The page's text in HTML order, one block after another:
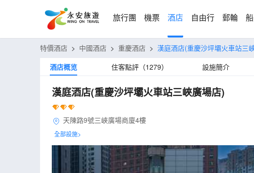
旅行團 機票 酒店 自由行 郵輪
特價酒店 > 中國酒店 > 重慶酒店 > 漢庭酒店(重慶沙坪壩火車站三
酒店概览
住客點評（1279） 設施簡介
漢庭酒店(重慶沙坪壩火車站三峽廣場店)
天陳路9號三峽廣場商廈4樓
全部設施>